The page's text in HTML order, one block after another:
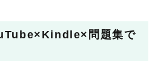
問題集で